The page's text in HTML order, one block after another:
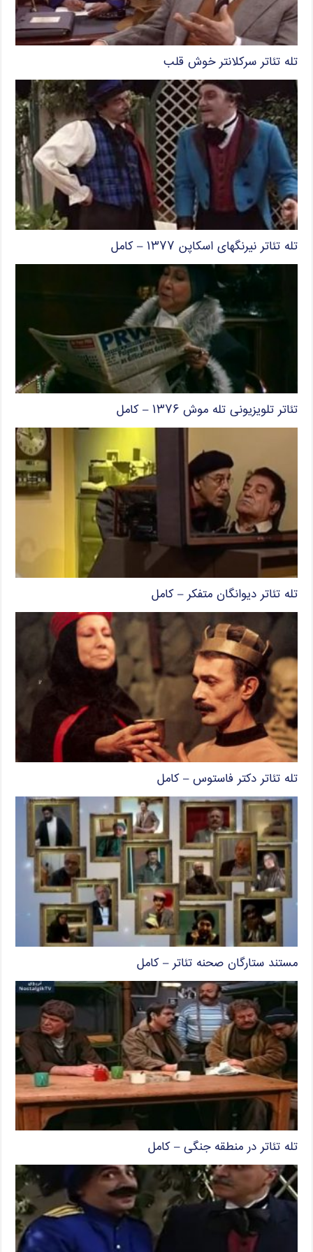
تله تئاتر سرکلانتر خوش قلب
تله تئاتر نیرنگهای اسکاپن ۱۳۷۷ – کامل
تئاتر تلویزیونی تله موش ۱۳۷۶ – کامل
تله تئاتر دیوانگان متفکر – کامل
تله تئاتر دکتر فاستوس – کامل
مستند ستارگان صحنه تئاتر – کامل
تله تئاتر در منطقه جنگی – کامل